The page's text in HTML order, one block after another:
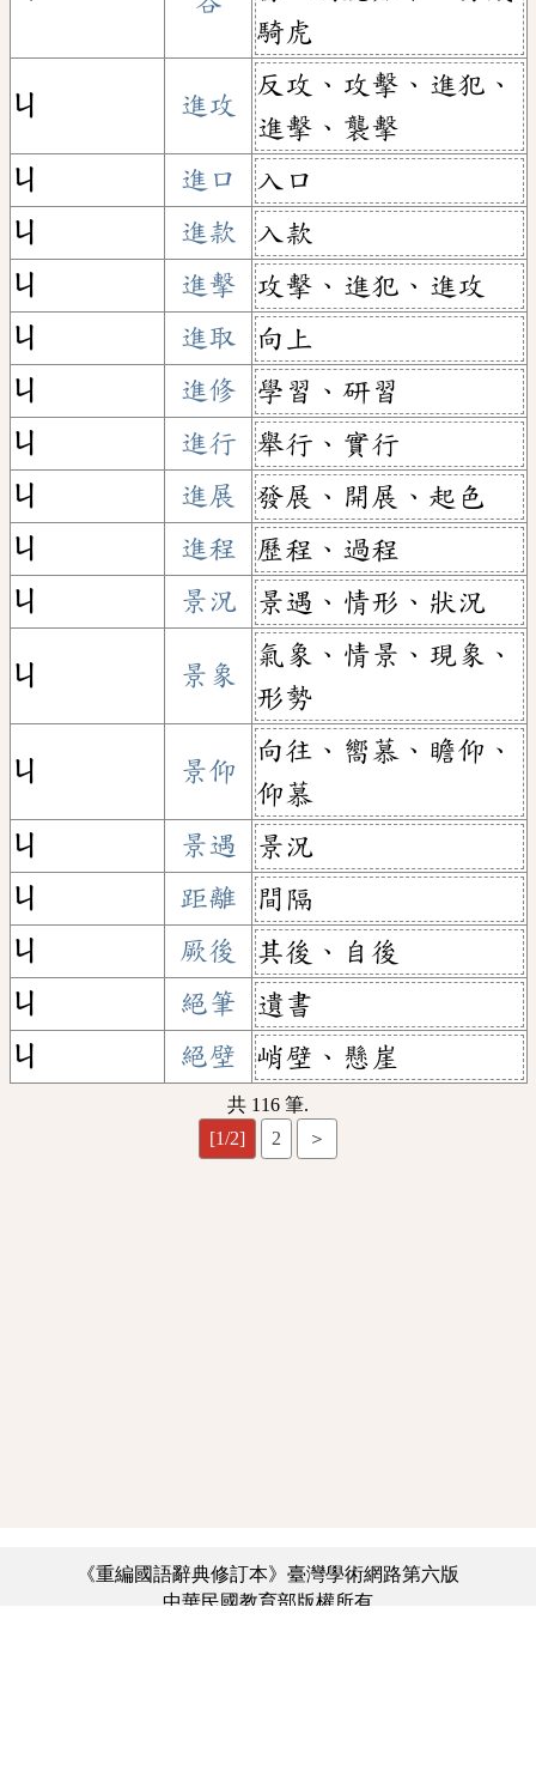
騎虎
ㄐ 進攻
反攻、攻擊、進犯、
進擊、襲擊
ㄐ
進口
入口
ㄐ
進款
入款
ㄐ
進擊
攻擊、進犯、進攻
ㄐ
進取
向上
ㄐ
進修
學習、研習
ㄐ
進行
舉行、實行
ㄐ
進展
發展、開展、起色
ㄐ
進程
歷程、過程
ㄐ
景況 景遇、情形、狀況
ㄐ 景象
氣象、情景、現象、
形勢
ㄐ 景仰
向往、嚮慕、瞻仰、
仰慕
ㄐ
景遇
景況
ㄐ
距離
間隔
ㄐ
厥後
其後、自後
ㄐ
絕筆
遺書
ㄐ
絕壁 峭壁、懸崖
共 116 筆.
[1/2]
2 ＞
《重編國語辭典修訂本》臺灣學術網路第六版
中華民國教育部版權所有